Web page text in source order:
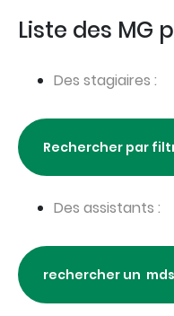
Liste des MG
Des stagiaires :
Rechercher par
Des assistants :
rechercher un mds